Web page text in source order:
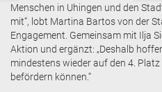
Menschen in Uhingen und den
mit“, lobt Martina Bartos von der
Engagement. Gemeinsam mit Ilja
Aktion und ergänzt: „Deshalb
mindestens wieder auf den 4. Platz
befördern können.“